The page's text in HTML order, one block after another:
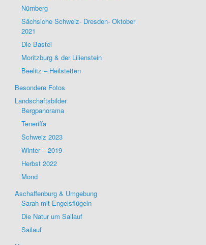
Nürnberg
Sächsiche Schweiz- Dresden- Oktober
2021
Die Bastei
Moritzburg & der Lilienstein
Beelitz – Heilstetten
Besondere Fotos
Landschaftsbilder
Bergpanorama
Teneriffa
Schweiz 2023
Winter – 2019
Herbst 2022
Mond
Aschaffenburg & Umgebung
Sarah mit Engelsflügeln
Die Natur um Sailauf
Sailauf